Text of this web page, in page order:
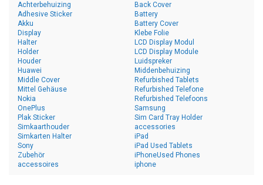
Achterbehuizing
Adhesive Sticker
Akku
Back Cover
Battery
Battery Cover
Display
Halter
Holder
Houder
Huawei
Klebe Folie
LCD Display Modul
LCD Display Module
Luidspreker
Middenbehuizing
Middle Cover
Mittel Gehäuse
Nokia
OnePlus
Plak Sticker
Refurbished Tablets
Refurbished Telefone
Refurbished Telefoons
Samsung
Sim Card Tray Holder
Simkaarthouder
Simkarten Halter
Sony
Zubehör
accessoires
accessories
iPad
iPad Used Tablets
iPhoneUsed Phones
iphone